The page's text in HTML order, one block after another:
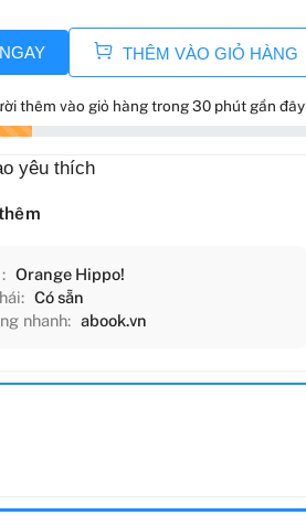
THÊM VÀO GIỎ HÀNG
thêm vào giỏ hàng trong 30 phút gần đây
yêu thích
Orange Hippo!
Có sẵn
nhanh: abook.vn